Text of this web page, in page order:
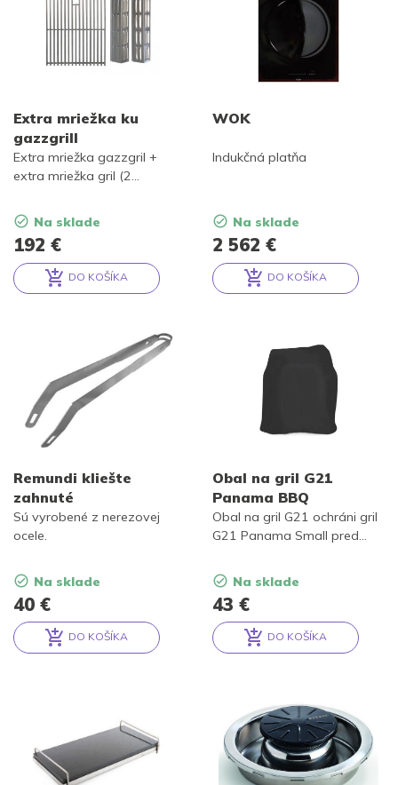
Extra mriežka ku
gazzgrill
192 €
Extra mriežka gazzgril +
extra mriežka gril (2
regulátory plameňa.
Na sklade
DO KOŠÍKA
WOK
2 562 €
Indukčná platňa
Na sklade
DO KOŠÍKA
Remundi kliešte
zahnuté
40 €
Sú vyrobené z nerezovej
ocele.
Na sklade
DO KOŠÍKA
Obal na gril G21
Panama BBQ
43 €
Obal na gril G21 ochráni gril
G21 Panama Small pred
inými narušiteľmi. Plachta na
gril zaistí vášmu grilu
starostlivosť, ktorú si zaslúži.
Na sklade
DO KOŠÍKA